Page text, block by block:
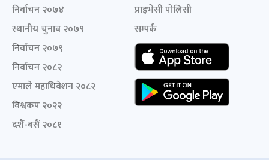
निर्वाचन २०७४
स्थानीय चुनाव २०७९
निर्वाचन २०७९
निर्वाचन २०८२
एमाले महाधिवेशन २०८२
विश्वकप २०२२
दशैं-बसैं २०८१
प्राइभेसी पोलिसी
सम्पर्क